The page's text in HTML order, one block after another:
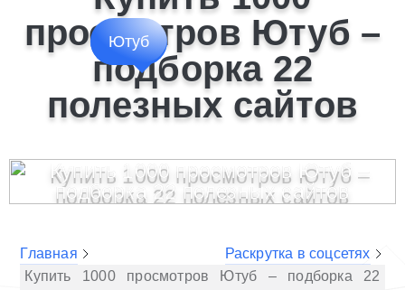
просмотров Ютуб –
подборка 22
полезных сайтов
Ютуб
Главная
Раскрутка в соцсетях
Купить 1000 просмотров Ютуб – подборка 22